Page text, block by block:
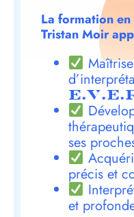
La formation en
Tristan Moir
ses
précis et
et